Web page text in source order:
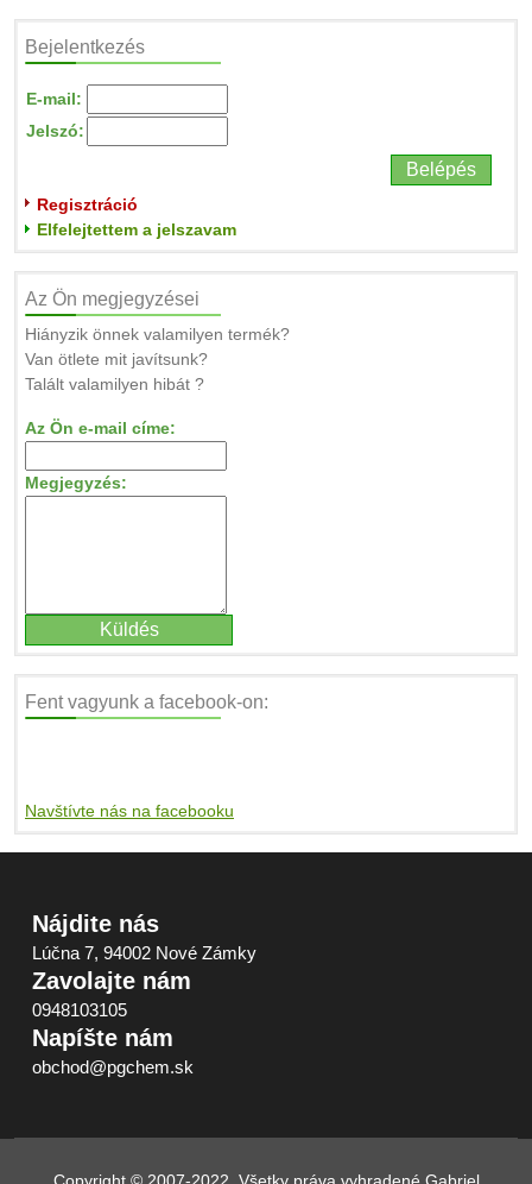
Bejelentkezés
E-mail:
Jelszó:
Regisztráció
Elfelejtettem a jelszavam
Az Ön megjegyzései
Hiányzik önnek valamilyen termék?
Van ötlete mit javítsunk?
Talált valamilyen hibát ?
Az Ön e-mail címe:
Megjegyzés:
Fent vagyunk a facebook-on:
Navštívte nás na facebooku
Nájdite nás
Lúčna 7, 94002 Nové Zámky
Zavolajte nám
0948103105
Napíšte nám
obchod@pgchem.sk